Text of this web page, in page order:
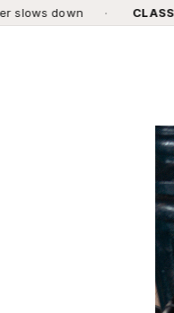
· CLASSICALLY ·